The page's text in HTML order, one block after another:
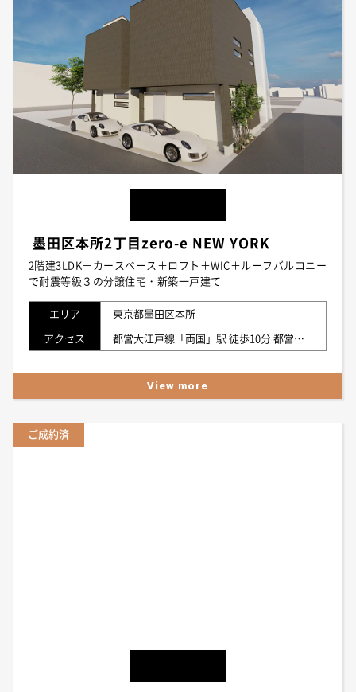
墨田区本所2丁目zero-e NEW YORK
2階建3LDK＋カースペース＋ロフト＋WIC＋ルーフバルコニー
で耐震等級３の分譲住宅・新築一戸建て
エリア
東京都墨田区本所
アクセス
都営大江戸線「両国」駅 徒歩10分 都営浅草線「浅草」駅 徒歩12分
View more
ご成約済